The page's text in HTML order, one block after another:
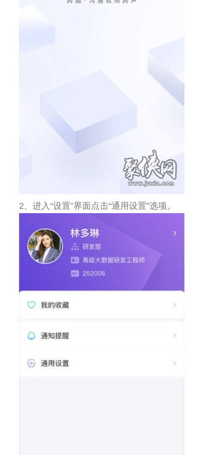
2、进入“设置”界面点击“通用设置”选项。